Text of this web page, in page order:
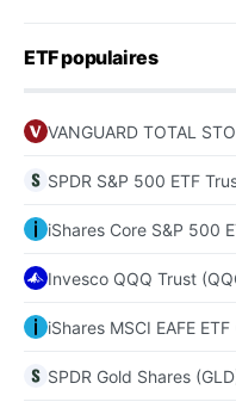
ETF populaires
VANGUARD TOTAL
SPDR S&P 500 ETF
iShares Core S&P 500
Invesco QQQ Trust
iShares MSCI EAFE ETF
SPDR Gold Shares